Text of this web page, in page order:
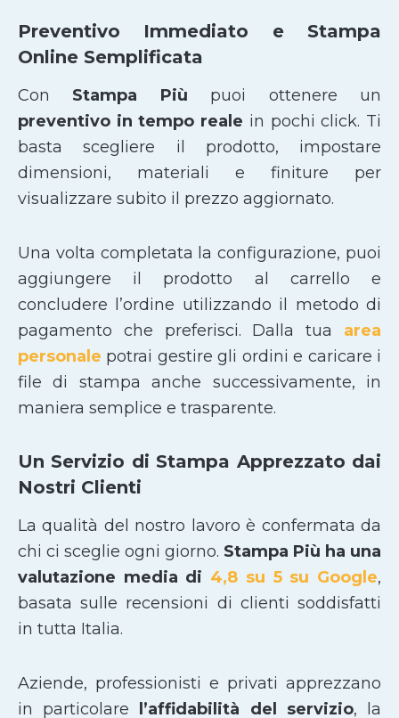
Preventivo Immediato e Stampa
Online Semplificata
Con Stampa Più puoi ottenere un
preventivo in tempo reale in pochi click. Ti
basta scegliere il prodotto, impostare
dimensioni, materiali e finiture per
visualizzare subito il prezzo aggiornato.
Una volta completata la configurazione, puoi
aggiungere il prodotto al carrello e
concludere l’ordine utilizzando il metodo di
pagamento che preferisci. Dalla tua area
personale potrai gestire gli ordini e caricare i
file di stampa anche successivamente, in
maniera semplice e trasparente.
Un Servizio di Stampa Apprezzato dai
Nostri Clienti
La qualità del nostro lavoro è confermata da
chi ci sceglie ogni giorno. Stampa Più ha una
valutazione media di 4,8 su 5 su Google,
basata sulle recensioni di clienti soddisfatti
in tutta Italia.
Aziende, professionisti e privati apprezzano
in particolare
l’affidabilità del servizio, la